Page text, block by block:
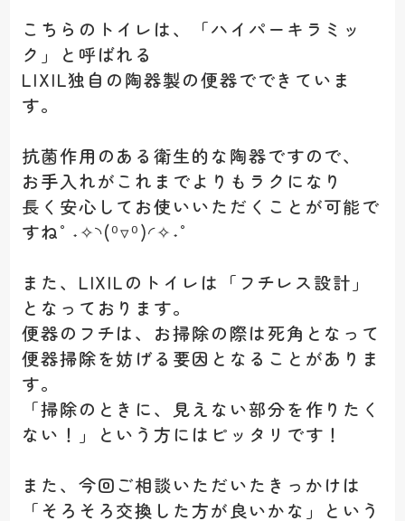
こちらのトイレは、「ハイパーキラミッ
ク」と呼ばれる
LIXIL独自の陶器製の便器でできていま
す。
抗菌作用のある衛生的な陶器ですので、
お手入れがこれまでよりもラクになり
長く安心してお使いいただくことが可能で
すね°˖✧◝(⁰▿⁰)◜✧˖°
また、LIXILのトイレは「フチレス設計」
となっております。
便器のフチは、お掃除の際は死角となって
便器掃除を妨げる要因となることがありま
す。
「掃除のときに、見えない部分を作りたく
ない！」という方にはピッタリです！
また、今回ご相談いただいたきっかけは
「そろそろ交換した方が良いかな」という